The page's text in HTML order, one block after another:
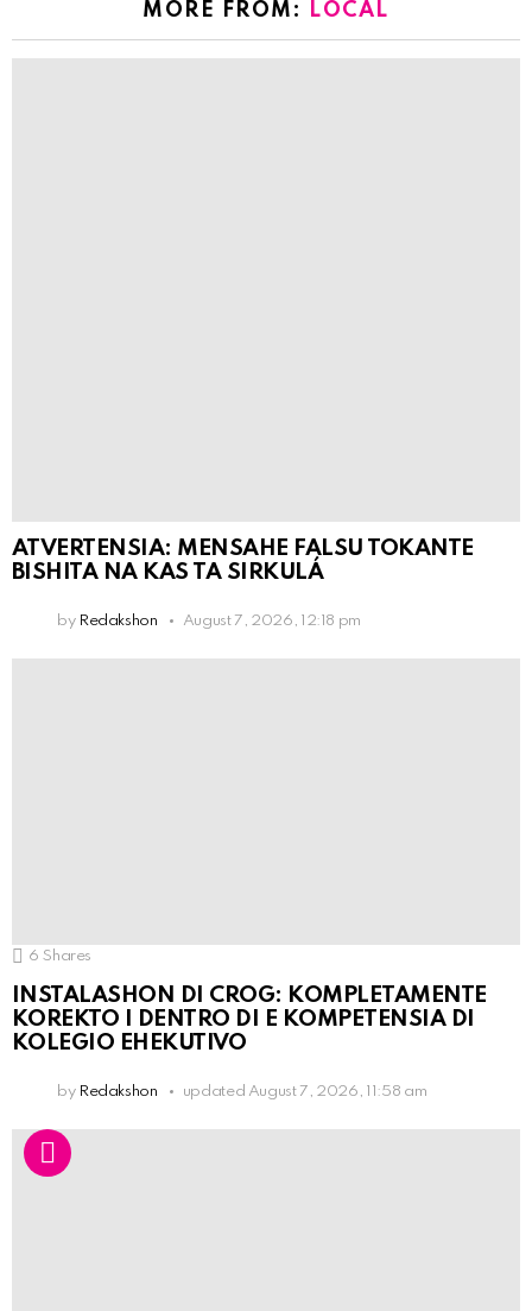
MORE FROM: LOCAL
ATVERTENSIA: MENSAHE FALSU TOKANTE
BISHITA NA KAS TA SIRKULÁ
by Redakshon August 7, 2026, 12:18 pm
6 Shares
INSTALASHON DI CROG: KOMPLETAMENTE
KOREKTO I DENTRO DI E KOMPETENSIA DI
KOLEGIO EHEKUTIVO
by Redakshon updated August 7, 2026, 11:58 am